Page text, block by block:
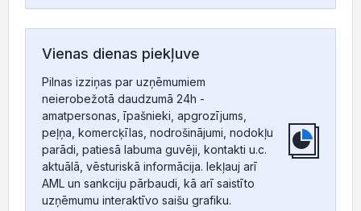
Vienas dienas piekļuve
Pilnas izziņas par uzņēmumiem
neierobežotā daudzumā 24h -
amatpersonas, īpašnieki, apgrozījums,
peļņa, komercķīlas, nodrošinājumi, nodokļu
parādi, patiesā labuma guvēji, kontakti u.c.
aktuālā, vēsturiskā informācija. Iekļauj arī
AML un sankciju pārbaudi, kā arī saistīto
uzņēmumu interaktīvo saišu grafiku.